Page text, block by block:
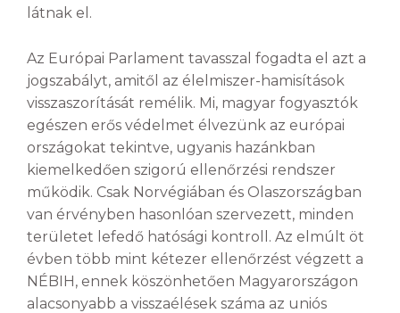
látnak el.
Az Európai Parlament tavasszal fogadta el azt a
jogszabályt, amitől az élelmiszer-hamisítások
visszaszorítását remélik. Mi, magyar fogyasztók
egészen erős védelmet élvezünk az európai
országokat tekintve, ugyanis hazánkban
kiemelkedően szigorú ellenőrzési rendszer
működik. Csak Norvégiában és Olaszországban
van érvényben hasonlóan szervezett, minden
területet lefedő hatósági kontroll. Az elmúlt öt
évben több mint kétezer ellenőrzést végzett a
NÉBIH, ennek köszönhetően Magyarországon
alacsonyabb a visszaélések száma az uniós